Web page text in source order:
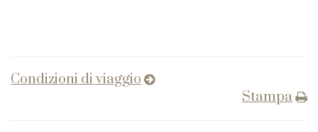
Condizioni di viaggio
Stampa